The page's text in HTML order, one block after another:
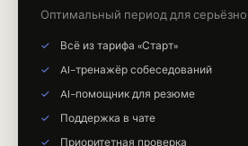
Оптимальный период для
Всё из тарифа «Старт»
AI-тренажёр собеседований
AI-помощник для резюме
Поддержка в чате
Приоритетная проверка